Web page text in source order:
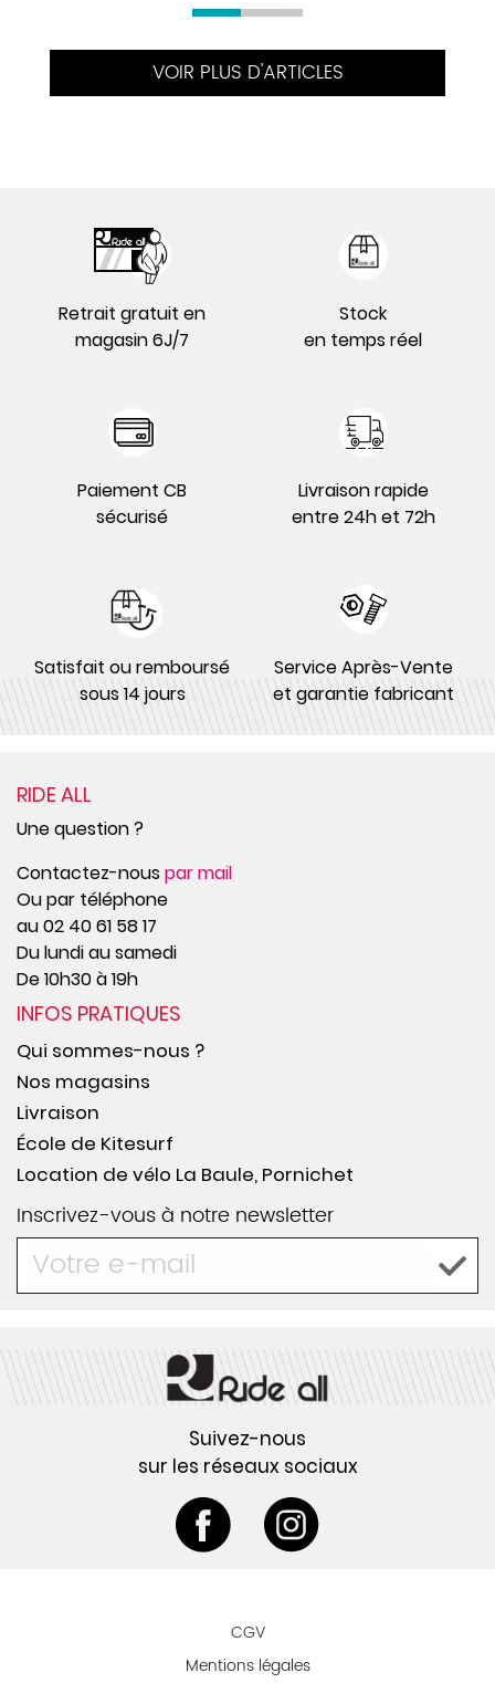
VOIR PLUS D'ARTICLES
Retrait gratuit en
magasin 6J/7
Stock
en temps réel
Paiement CB
sécurisé
Livraison rapide
entre 24h et 72h
Satisfait ou remboursé
sous 14 jours
Service Après-Vente
et garantie fabricant
RIDE ALL
Une question ?
Contactez-nouspar mail
Ou par téléphone
au 02 40 61 58 17
Du lundi au samedi
De 10h30 à 19h
INFOS PRATIQUES
Qui sommes-nous ?
Nos magasins
Livraison
École de Kitesurf
Location de vélo La Baule, Pornichet
Inscrivez-vous à notre newsletter
Suivez-nous
sur les réseaux sociaux
CGV
Mentions légales